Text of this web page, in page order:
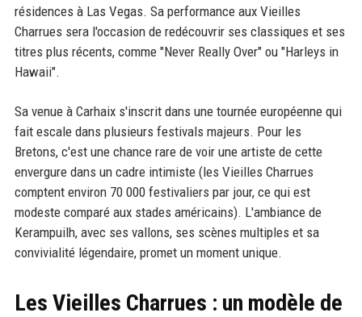
résidences à Las Vegas. Sa performance aux Vieilles
Charrues sera l'occasion de redécouvrir ses classiques et ses
titres plus récents, comme "Never Really Over" ou "Harleys in
Hawaii".
Sa venue à Carhaix s'inscrit dans une tournée européenne qui
fait escale dans plusieurs festivals majeurs. Pour les
Bretons, c'est une chance rare de voir une artiste de cette
envergure dans un cadre intimiste (les Vieilles Charrues
comptent environ 70 000 festivaliers par jour, ce qui est
modeste comparé aux stades américains). L'ambiance de
Kerampuilh, avec ses vallons, ses scènes multiples et sa
convivialité légendaire, promet un moment unique.
Les Vieilles Charrues : un modèle de